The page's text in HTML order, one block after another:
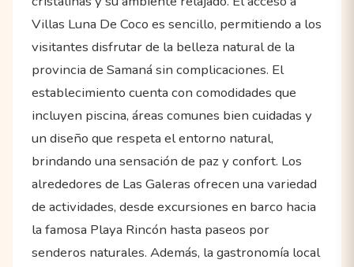
Villas Luna De Coco es sencillo, permitiendo a los
visitantes disfrutar de la belleza natural de la
provincia de Samaná sin complicaciones. El
establecimiento cuenta con comodidades que
incluyen piscina, áreas comunes bien cuidadas y
un diseño que respeta el entorno natural,
brindando una sensación de paz y confort. Los
alrededores de Las Galeras ofrecen una variedad
de actividades, desde excursiones en barco hacia
la famosa Playa Rincón hasta paseos por
senderos naturales. Además, la gastronomía local